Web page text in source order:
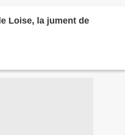
Loise, la jument de